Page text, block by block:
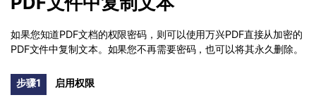
PDF OCR
如果您知道PDF文档的权限密码，则可以使用万兴PDF直接从加密的
PDF文件中复制文本。如果您不再需要密码，也可以将其永久删除。
步骤1 启用权限